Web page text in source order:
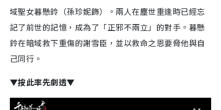
域聖女暮懸鈴（孫珍妮飾）。兩人在塵世重逢時已經忘
記了前世的記憶，成為了「正邪不兩立」的對手。暮懸
鈴在暗域救下重傷的謝雪臣，並以救命之恩要脅他與自
己同行。
▼按此率先劇透▼